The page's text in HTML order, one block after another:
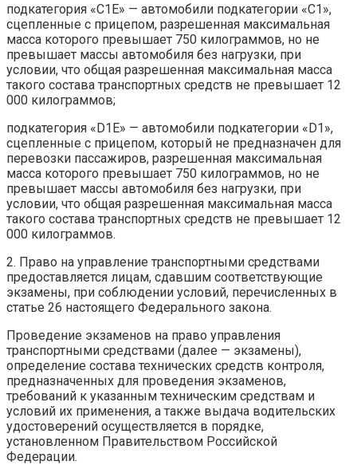
подкатегория «C1E» — автомобили подкатегории «C1»,
сцепленные с прицепом, разрешенная максимальная
масса которого превышает 750 килограммов, но не
превышает массы автомобиля без нагрузки, при
условии, что общая разрешенная максимальная масса
такого состава транспортных средств не превышает 12
000 килограммов;
подкатегория «D1E» — автомобили подкатегории «D1»,
сцепленные с прицепом, который не предназначен для
перевозки пассажиров, разрешенная максимальная
масса которого превышает 750 килограммов, но не
превышает массы автомобиля без нагрузки, при
условии, что общая разрешенная максимальная масса
такого состава транспортных средств не превышает 12
000 килограммов.
2. Право на управление транспортными средствами
предоставляется лицам, сдавшим соответствующие
экзамены, при соблюдении условий, перечисленных в
статье 26 настоящего Федерального закона.
Проведение экзаменов на право управления
транспортными средствами (далее — экзамены),
определение состава технических средств контроля,
предназначенных для проведения экзаменов,
требований к указанным техническим средствам и
условий их применения, а также выдача водительских
удостоверений осуществляется в порядке,
установленном Правительством Российской
Федерации.